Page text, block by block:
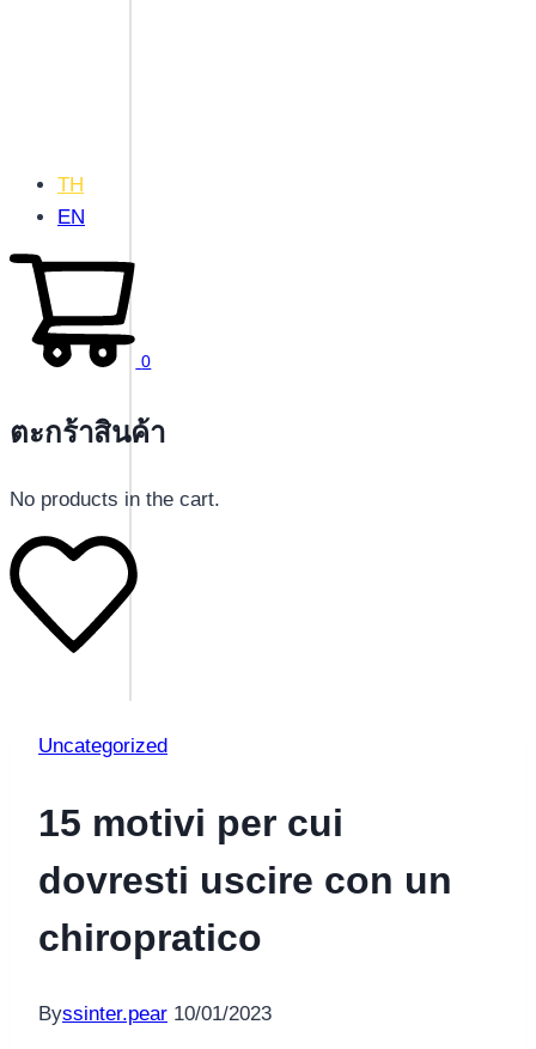
TH
EN
0
ตะกร้าสินค้า
No products in the cart.
Uncategorized
15 motivi per cui
dovresti uscire con un
chiropratico
Byssinter.pear 10/01/2023